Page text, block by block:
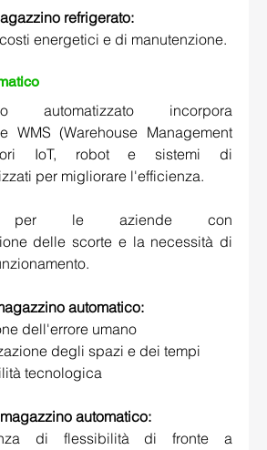
refrigerato:
energetici e di manutenzione.
automatizzato incorpora
WMS (Warehouse Management
IoT, robot e sistemi di
per migliorare l'efficienza.
per le aziende con
delle scorte e la necessità di
automatico:
dell'errore umano
degli spazi e dei tempi
tecnologica
automatico:
di flessibilità di fronte a